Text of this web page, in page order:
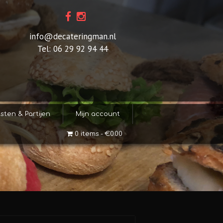
info@decateringman.nl
Tel: 06 29 92 94 44
& Partijen Mijn account
0 items €0.00